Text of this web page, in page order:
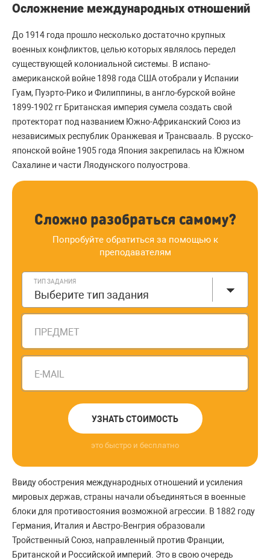
Осложнение международных отношений
До 1914 года прошло несколько достаточно крупных
военных конфликтов, целью которых являлось передел
существующей колониальной системы. В испано-
американской войне 1898 года США отобрали у Испании
Гуам, Пуэрто-Рико и Филиппины, в англо-бурской войне
1899-1902 гг Британская империя сумела создать свой
протекторат под названием Южно-Африканский Союз из
независимых республик Оранжевая и Трансвааль. В русско-
японской войне 1905 года Япония закрепилась на Южном
Сахалине и части Ляодунского полуострова.
Сложно разобраться самому?
Попробуйте обратиться за помощью к
преподавателям
ТИП ЗАДАНИЯ
Выберите тип задания
ПРЕДМЕТ
E-MAIL
УЗНАТЬ СТОИМОСТЬ
это быстро и бесплатно
Ввиду обострения международных отношений и усиления
мировых держав, страны начали объединяться в военные
блоки для противостояния возможной агрессии. В 1882 году
Германия, Италия и Австро-Венгрия образовали
Тройственный Союз, направленный против Франции,
Британской и Российской империй. Это в свою очередь